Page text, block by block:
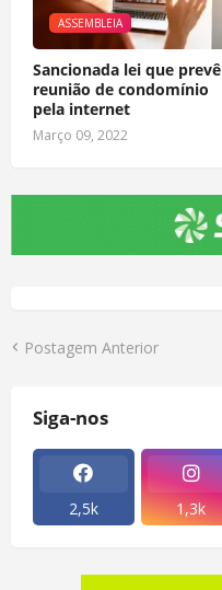
ASSEMBLEIA
Sancionada lei que prevê
reunião de condomínio
pela internet
Março 09, 2022
Postagem Anterior
Siga-nos
2,5k 1,3k